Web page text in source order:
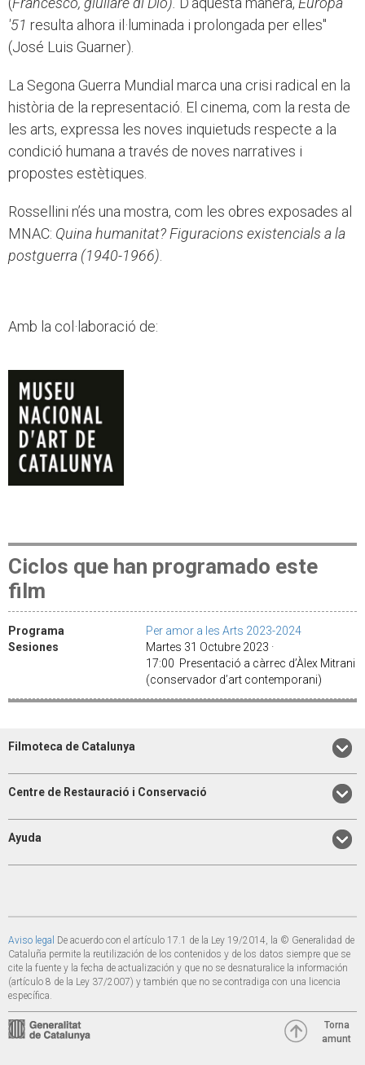
'51 resulta alhora il·luminada i prolongada per elles"
(José Luis Guarner).
La Segona Guerra Mundial marca una crisi radical en la
història de la representació. El cinema, com la resta de
les arts, expressa les noves inquietuds respecte a la
condició humana a través de noves narratives i
propostes estètiques.
Rossellini n’és una mostra, com les obres exposades al
MNAC: Quina humanitat? Figuracions existencials a la
postguerra (1940-1966)
Amb la col·laboració de:
Ciclos que han programado este
film
Programa
Per amor a les Arts 2023-2024
Sesiones
Martes 31 Octubre 2023 ·
17:00 Presentació a càrrec d’Àlex Mitrani
(conservador d’art contemporani)
Filmoteca de Catalunya
Centre de Restauració i Conservació
Ayuda
Aviso legal De acuerdo con el artículo 17.1 de la Ley 19/2014, la © Generalidad de
Cataluña permite la reutilización de los contenidos y de los datos siempre que se
cite la fuente y la fecha de actualización y que no se desnaturalice la información
(artículo 8 de la Ley 37/2007) y también que no se contradiga con una licencia
específica.
Torna
amunt